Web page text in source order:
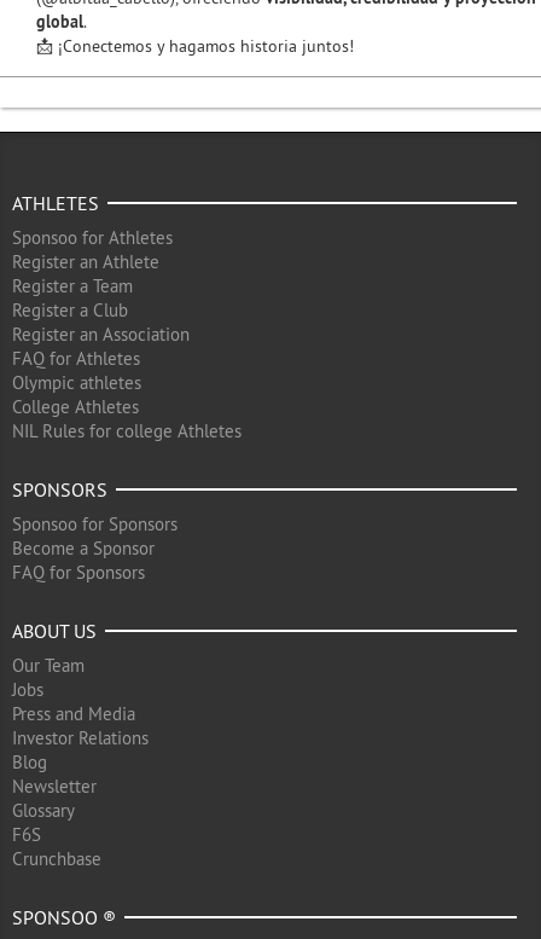
global.
📩 ¡Conectemos y hagamos historia juntos!
ATHLETES
Sponsoo for Athletes
Register an Athlete
Register a Team
Register a Club
Register an Association
FAQ for Athletes
Olympic athletes
College Athletes
NIL Rules for college Athletes
SPONSORS
Sponsoo for Sponsors
Become a Sponsor
FAQ for Sponsors
ABOUT US
Our Team
Jobs
Press and Media
Investor Relations
Blog
Newsletter
Glossary
F6S
Crunchbase
SPONSOO ®